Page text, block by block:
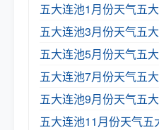
五大连池1月份天气五
五大连池3月份天气五
五大连池5月份天气五
五大连池7月份天气五
五大连池9月份天气五
五大连池11月份天气五